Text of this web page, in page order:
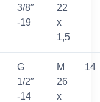
3/8″
-19
22
x
1,5
G
1/2″
-14
M
26
x
14